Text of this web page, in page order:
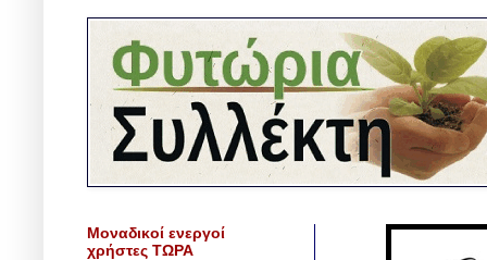
Μοναδικοί ενεργοί
χρήστες ΤΩΡΑ